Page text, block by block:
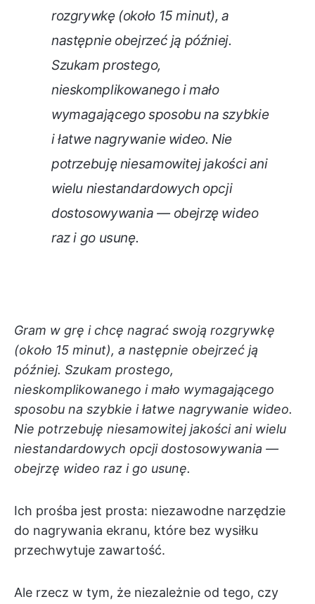
rozgrywkę (około 15 minut), a
następnie obejrzeć ją później.
Szukam prostego,
nieskomplikowanego i mało
wymagającego sposobu na szybkie
i łatwe nagrywanie wideo. Nie
potrzebuję niesamowitej jakości ani
wielu niestandardowych opcji
dostosowywania — obejrzę wideo
raz i go usunę.
Gram w grę i chcę nagrać swoją rozgrywkę
(około 15 minut), a następnie obejrzeć ją
później. Szukam prostego,
nieskomplikowanego i mało wymagającego
sposobu na szybkie i łatwe nagrywanie wideo.
Nie potrzebuję niesamowitej jakości ani wielu
niestandardowych opcji dostosowywania —
obejrzę wideo raz i go usunę.
Ich prośba jest prosta: niezawodne narzędzie
do nagrywania ekranu, które bez wysiłku
przechwytuje zawartość.
Ale rzecz w tym, że niezależnie od tego, czy